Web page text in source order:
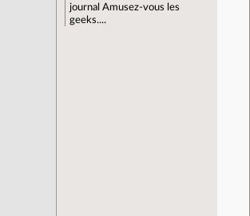
journal Amusez-vous les
geeks....